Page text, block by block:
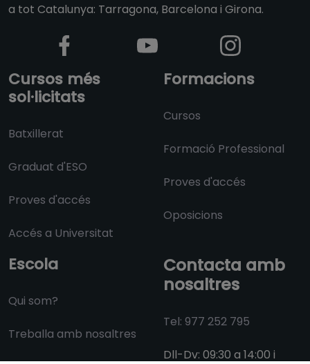
a tot Catalunya: Tarragona, Barcelona i Girona.
Cursos més
sol·licitats
Batxillerat
Graduat d'ESO
Proves d'accés
Accés a Universitat
Formacions
Cursos
Formació Professional
Proves d'accés
Oposicions
Escola
Qui som?
Treballa amb nosaltres
Contacta amb
nosaltres
Tel: 977 252 795
Dll-Dv: 09:30 a 14:00 i